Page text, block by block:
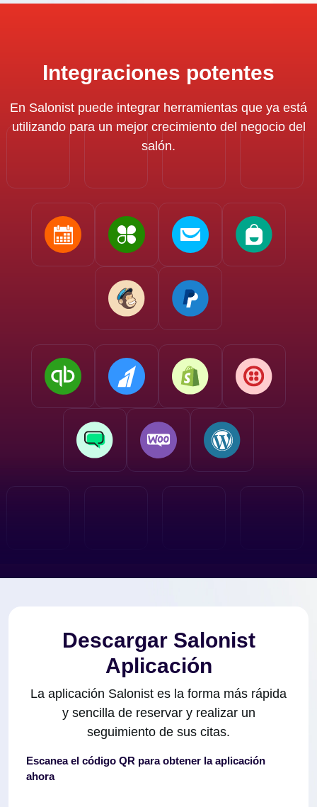
Integraciones potentes
En Salonist puede integrar herramientas que ya está
utilizando para un mejor crecimiento del negocio del
salón.
Descargar Salonist
Aplicación
La aplicación Salonist es la forma más rápida
y sencilla de reservar y realizar un
seguimiento de sus citas.
Escanea el código QR para obtener la aplicación
ahora